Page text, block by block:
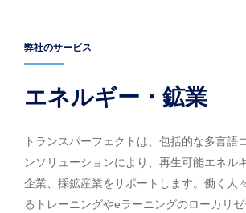
弊社のサービス
エネルギー・鉱業
トランスパーフェクトは、包括的な多言語
ンソリューションにより、再生可能エネル
企業、採鉱産業をサポートします。働く人
るトレーニングやeラーニングのローカリ